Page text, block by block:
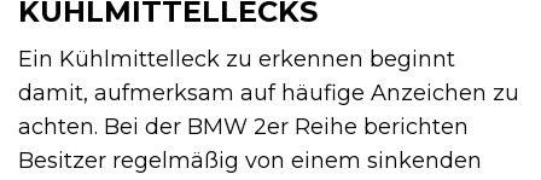
KÜHLMITTELLECKS
Ein Kühlmittelleck zu erkennen beginnt
damit, aufmerksam auf häufige Anzeichen zu
achten. Bei der BMW 2er Reihe berichten
Besitzer regelmäßig von einem sinkenden